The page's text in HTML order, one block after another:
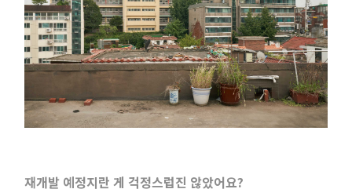
재개발 예정지란 게 걱정스럽진 않았어요?